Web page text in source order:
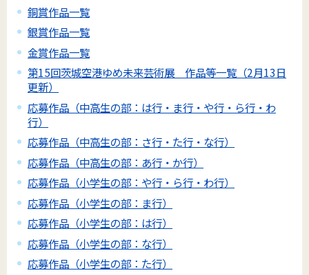
銅賞作品一覧
銀賞作品一覧
金賞作品一覧
第15回茨城空港ゆめ未来芸術展 作品等一覧（2月13日
更新）
応募作品（中高生の部：は行・ま行・や行・ら行・わ
行）
応募作品（中高生の部：さ行・た行・な行）
応募作品（中高生の部：あ行・か行）
応募作品（小学生の部：や行・ら行・わ行）
応募作品（小学生の部：ま行）
応募作品（小学生の部：は行）
応募作品（小学生の部：な行）
応募作品（小学生の部：た行）